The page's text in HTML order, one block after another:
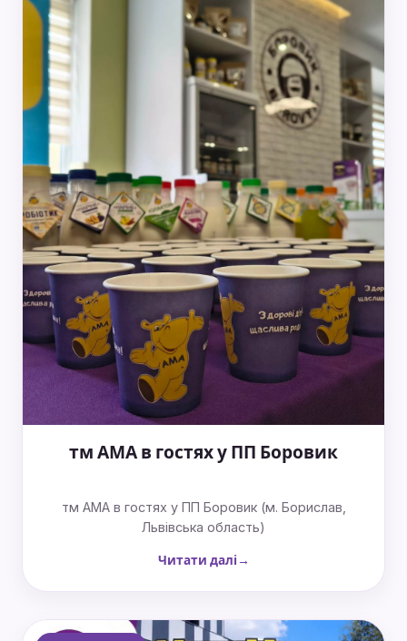
тм АМА в гостях у ПП Боровик
тм АМА в гостях у ПП Боровик (м. Борислав,
Львівська область)
Читати далі